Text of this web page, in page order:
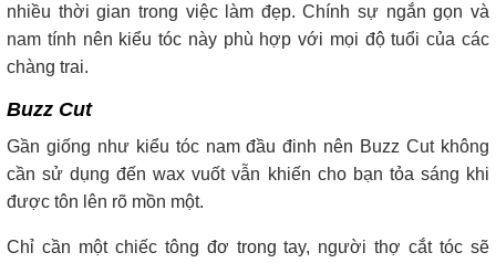
nhiều thời gian trong việc làm đẹp. Chính sự ngắn gọn và
nam tính nên kiểu tóc này phù hợp với mọi độ tuổi của các
chàng trai.
Buzz Cut
Gần giống như kiểu tóc nam đầu đinh nên Buzz Cut không
cần sử dụng đến wax vuốt vẫn khiến cho bạn tỏa sáng khi
được tôn lên rõ mồn một.
Chỉ cần một chiếc tông đơ trong tay, người thợ cắt tóc sẽ